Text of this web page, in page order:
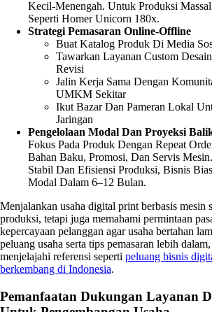
Kecil-Menengah. Untuk Produksi
Seperti Homer Unicorn 180x.
Strategi Pemasaran Online-Offline
Buat Katalog Produk Di Media
Tawarkan Layanan Custom
Revisi
Jalin Kerja Sama Dengan
UMKM Sekitar
Ikut Bazar Dan Pameran Lokal
Jaringan
Pengelolaan Modal Dan Proyeksi
Fokus Pada Produk Dengan Repeat
Bahan Baku, Promosi, Dan Servis
Stabil Dan Efisiensi Produksi, Bisnis
Modal Dalam 6–12 Bulan.
Menjalankan usaha digital print berbasis mesin
produksi, tetapi juga memahami permintaan
kepercayaan pelanggan agar usaha bertahan
peluang usaha serta tips pemasaran lebih
menjelajahi referensi seperti peluang bisnis
berkembang di Indonesia.
Pemanfaatan Dukungan Layanan